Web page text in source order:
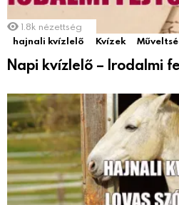
1.8k nézettség
hajnali kvízlelő
Kvízek
Napi kvízlelő – Irodalmi